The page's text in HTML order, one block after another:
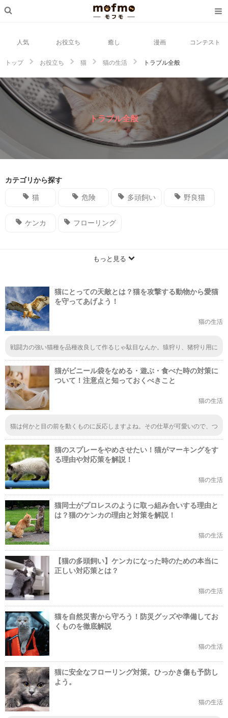
人気 お役立ち 癒し 漫画 コンテスト
トップ お役立ち 猫 猫の生活 トラブル全般
トラブル全般
カテゴリから探す
猫
危険 多頭飼い 野良猫
ケンカ フローリング
もっと見る
猫にとっての天敵とは？猫を攻撃する動物から愛猫
を守ってあげよう！
猫の生活
戦闘力の強い猫種を品種改良して作るじゃ駄目なんか。猿狩り、猪狩り用に
猫がビニール袋をなめる・遊ぶ・食べた時の対策に
ついて！注意点と知っておくべきこと
猫の生活
猫は何かと目の前を動くものに反応しますよね。その仕草が可愛いので、つ
険なものもあるので、注意したいと思いました。コンビニの袋などついつい
転がしてしまうので、気をつけます。
猫のスプレーをやめさせたい！猫がマーキングをす
る理由や対応策を解説！
猫の生活
猫同士がプロレスのように取っ組み合いする理由と
は？猫のケンカの理由と対策を解説！
猫の生活
【猫の多頭飼い】ケンカになった時のための本当に
正しい対応策とは？
猫の生活
猫を自然災害から守ろう！防災グッズや準備してお
くものを徹底解説
猫の生活
猫に安全なフローリング対策。ひっかき傷も予防し
よう。
猫の生活